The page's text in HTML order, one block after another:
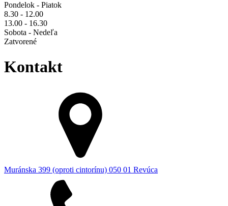
Pondelok - Piatok
8.30 - 12.00
13.00 - 16.30
Sobota - Nedeľa
Zatvorené
Kontakt
Muránska 399 (oproti cintorínu) 050 01 Revúca